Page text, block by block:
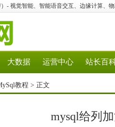
）- 视觉智能、智能语音交互、边缘计算、
大数据 运营中心 站长百
教程 > 正文
mysql给列